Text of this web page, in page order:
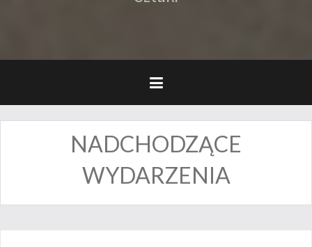
NADCHODZĄCE
WYDARZENIA